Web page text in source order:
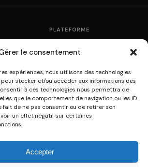
le consentement
expériences, nous utilisons des technologies
stocker et/ou accéder aux informations des
à ces technologies nous permettra de
que le comportement de navigation ou les ID
fait de ne pas consentir ou de retirer son
un effet négatif sur certaines
Accepter
PLATEFORME
Fonctionnement
Tarifs
Modules WordPress
SOWPROG